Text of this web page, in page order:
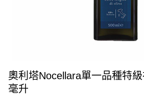
奧利塔Nocellara單一品種特
毫升